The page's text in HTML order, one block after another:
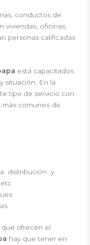
conductos de
viviendas, oficinas,
personas calificadas
está capacitados
situación. En la
tipo de servicio con
más comunes de
distribución y
etc
que ofrecen el
hay que tener en